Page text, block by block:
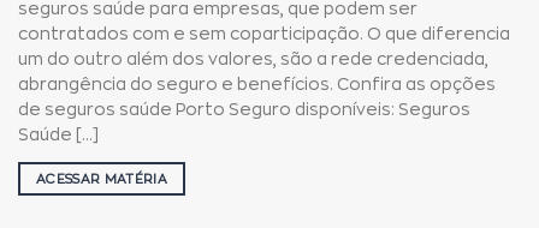
seguros saúde para empresas, que podem ser
contratados com e sem coparticipação. O que diferencia
um do outro além dos valores, são a rede credenciada,
abrangência do seguro e benefícios. Confira as opções
de seguros saúde Porto Seguro disponíveis: Seguros
Saúde [...]
ACESSAR MATÉRIA